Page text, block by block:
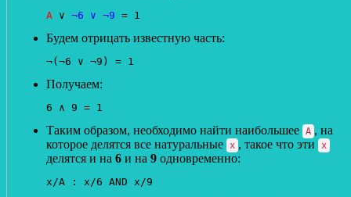
А ∨ ¬6 ∨ ¬9 = 1
Будем отрицать известную часть:
¬(¬6 ∨ ¬9) = 1
Получаем:
6 ∧ 9 = 1
Таким образом, необходимо найти наибольшее А , на
которое делятся все натуральные х , такое что эти х
делятся и на 6 и на 9 одновременно:
x/A : x/6 AND x/9